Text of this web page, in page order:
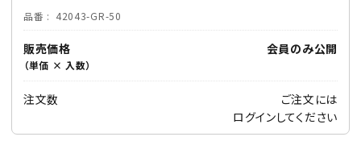
品番 42043-GR-50
販売価格
（単価 × 入数）
会員のみ公開
注文数
ご注文には
ログインしてください